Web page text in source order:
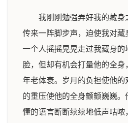
我刚刚勉强弄好我的藏身
传来一阵脚步声，迫使我对藏
一个人摇摇晃晃走过我藏身的
脸，但却有机会打量他的全
年老体衰。岁月的负担使他的
的重压使他的全身颤颤巍巍。
懂的语言断断续续地低声咕哝